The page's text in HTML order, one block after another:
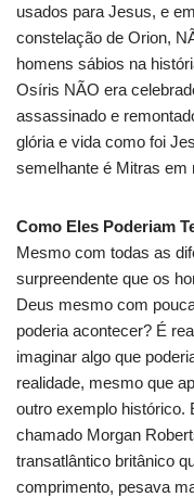
usados ​​para Jesus, e
constelação de Orion,
homens sábios na
Osíris NÃO era
assassinado e
glória e vida como foi
semelhante é Mitras em
Como Eles Poderiam
Mesmo com todas as
surpreendente que os
Deus mesmo com
poderia acontecer? É
imaginar algo que
realidade, mesmo que
outro exemplo histórico.
chamado Morgan
transatlântico britânico
comprimento, pesava